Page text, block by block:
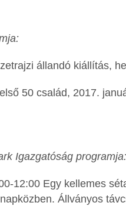
állandó kiállítás,
50 család, 2017.
Igazgatóság programja:
12:00 Egy kellemes
Állványos